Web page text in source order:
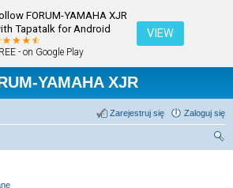
FORUM-YAMAHA XJR
Tapatalk for Android
- on Google Play
VIEW
YAMAHA XJR
Zaloguj się
Zarejestruj się